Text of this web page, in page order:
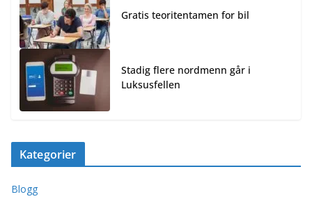
Gratis teoritentamen for bil
Stadig flere nordmenn går i
Luksusfellen
Kategorier
Blogg